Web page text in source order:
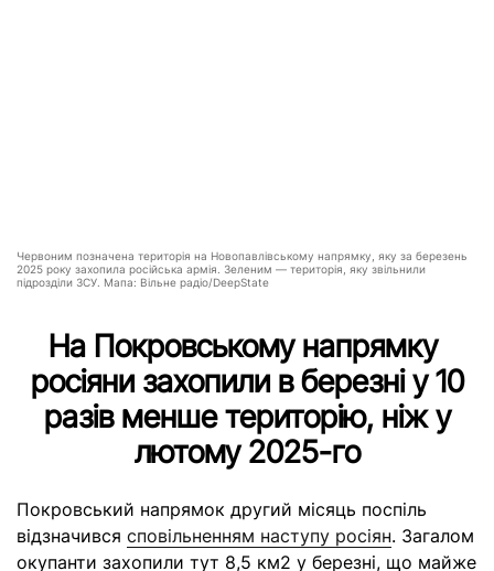
Червоним позначена територія на Новопавлівському напрямку, яку за березень
2025 року захопила російська армія. Зеленим — територія, яку звільнили
підрозділи ЗСУ. Мапа: Вільне радіо/DeepState
На Покровському напрямку
росіяни захопили в березні у 10
разів менше територію, ніж у
лютому 2025-го
Покровський напрямок другий місяць поспіль
відзначився сповільненням наступу росіян. Загалом
окупанти захопили тут 8,5 км2 у березні, що майже